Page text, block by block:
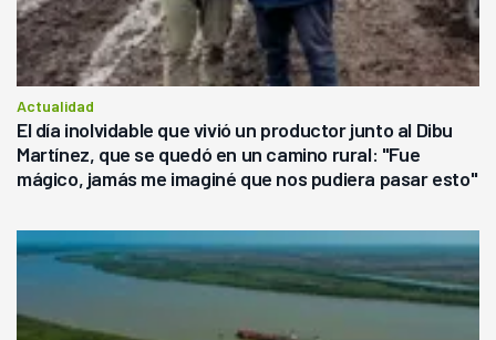
Actualidad
El día inolvidable que vivió un productor junto al Dibu
Martínez, que se quedó en un camino rural: "Fue
mágico, jamás me imaginé que nos pudiera pasar esto"